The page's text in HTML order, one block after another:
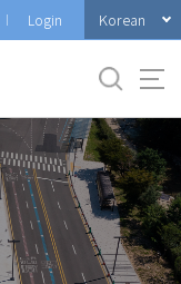
Login Korean